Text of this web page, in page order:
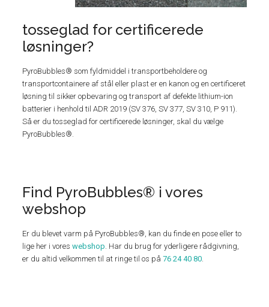
tosseglad for certificerede
løsninger?
PyroBubbles® som fyldmiddel i transportbeholdere og
transportcontainere af stål eller plast er en kanon og en certificeret
løsning til sikker opbevaring og transport af defekte lithium-ion
batterier i henhold til ADR 2019 (SV 376, SV 377, SV 310, P 911).
Så er du tosseglad for certificerede løsninger, skal du vælge
PyroBubbles®.
Find PyroBubbles® i vores
webshop
Er du blevet varm på PyroBubbles®, kan du finde en pose eller to
lige her i voreswebshop. Har du brug for yderligere rådgivning,
er du altid velkommen til at ringe til os på76 24 40 80.